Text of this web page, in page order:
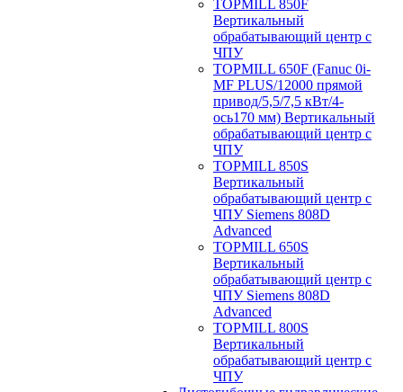
TOPMILL 850F
Вертикальный
обрабатывающий центр с
ЧПУ
TOPMILL 650F (Fanuc 0i-
MF PLUS/12000 прямой
привод/5,5/7,5 кВт/4-
ось170 мм) Вертикальный
обрабатывающий центр с
ЧПУ
TOPMILL 850S
Вертикальный
обрабатывающий центр с
ЧПУ Siemens 808D
Advanced
TOPMILL 650S
Вертикальный
обрабатывающий центр с
ЧПУ Siemens 808D
Advanced
TOPMILL 800S
Вертикальный
обрабатывающий центр с
ЧПУ